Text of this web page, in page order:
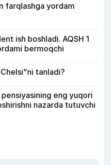
farqlashga yordam
ish boshladi. AQSH 1
bermoqchi
tanladi?
eng yuqori
nazarda tutuvchi